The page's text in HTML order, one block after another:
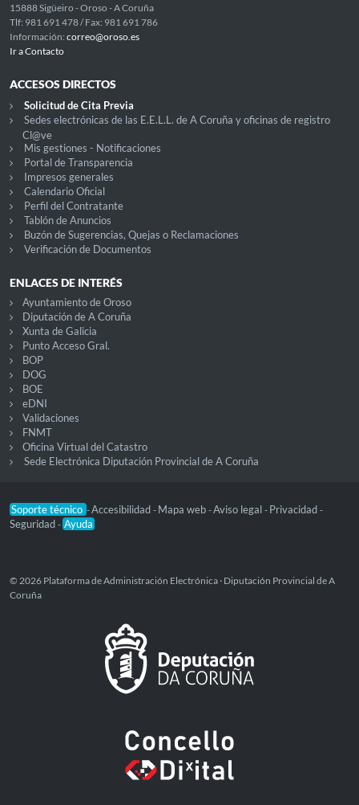
15888 Sigüeiro - Oroso - A Coruña
Tlf: 981 691 478 / Fax: 981 691 786
Información: correo@oroso.es
Ir a Contacto
ACCESOS DIRECTOS
Solicitud de Cita Previa
Sedes electrónicas de las E.E.L.L. de A Coruña y oficinas de registro
Cl@ve
Mis gestiones - Notificaciones
Portal de Transparencia
Impresos generales
Calendario Oficial
Perfil del Contratante
Tablón de Anuncios
Buzón de Sugerencias, Quejas o Reclamaciones
Verificación de Documentos
ENLACES DE INTERÉS
Ayuntamiento de Oroso
Diputación de A Coruña
Xunta de Galicia
Punto Acceso Gral.
BOP
DOG
BOE
eDNI
Validaciones
FNMT
Oficina Virtual del Catastro
Sede Electrónica Diputación Provincial de A Coruña
Soporte técnico -Accesibilidad - Mapa web -Aviso legal - Privacidad -
Seguridad - Ayuda
© 2026 Plataforma de Administración Electrónica · Diputación Provincial de A
Coruña